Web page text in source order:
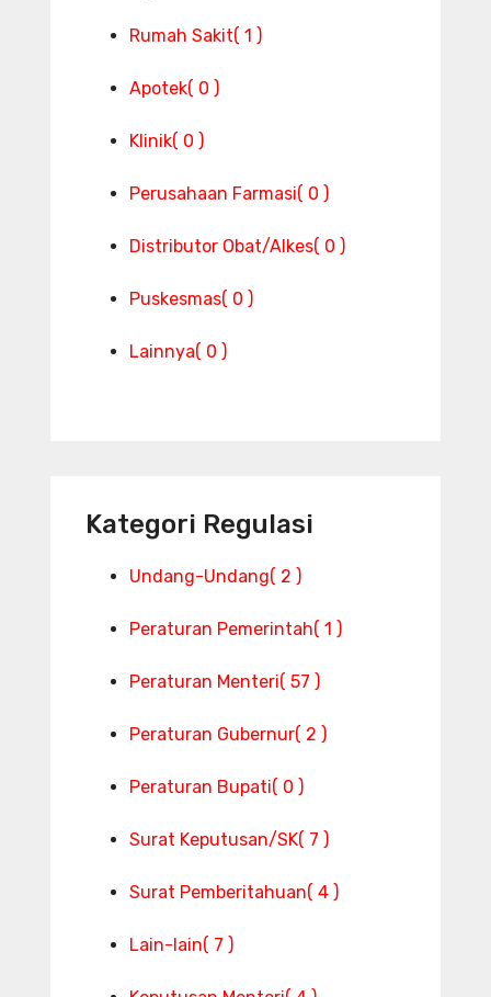
Rumah Sakit( 1 )
Apotek( 0 )
Klinik( 0 )
Perusahaan Farmasi( 0 )
Distributor Obat/Alkes( 0 )
Puskesmas( 0 )
Lainnya( 0 )
Kategori Regulasi
Undang-Undang( 2 )
Peraturan Pemerintah( 1 )
Peraturan Menteri( 57 )
Peraturan Gubernur( 2 )
Peraturan Bupati( 0 )
Surat Keputusan/SK( 7 )
Surat Pemberitahuan( 4 )
Lain-lain( 7 )